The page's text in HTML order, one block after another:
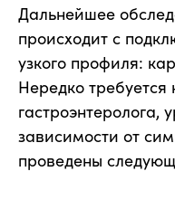
Дальнейшее
происходит с
узкого профиля:
Нередко требуется
гастроэнтеролога,
зависимости от
проведены